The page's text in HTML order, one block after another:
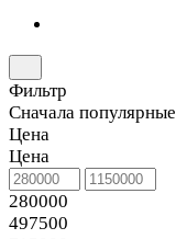
Фильтр
Сначала популярные
Цена
Цена
280000
497500